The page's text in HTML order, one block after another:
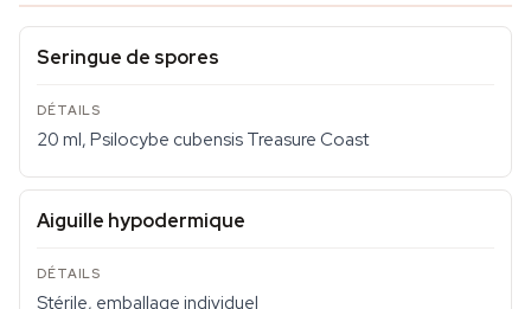
Seringue de spores
20 ml, Psilocybe cubensis Treasure Coast
Aiguille hypodermique
Stérile, emballage individuel